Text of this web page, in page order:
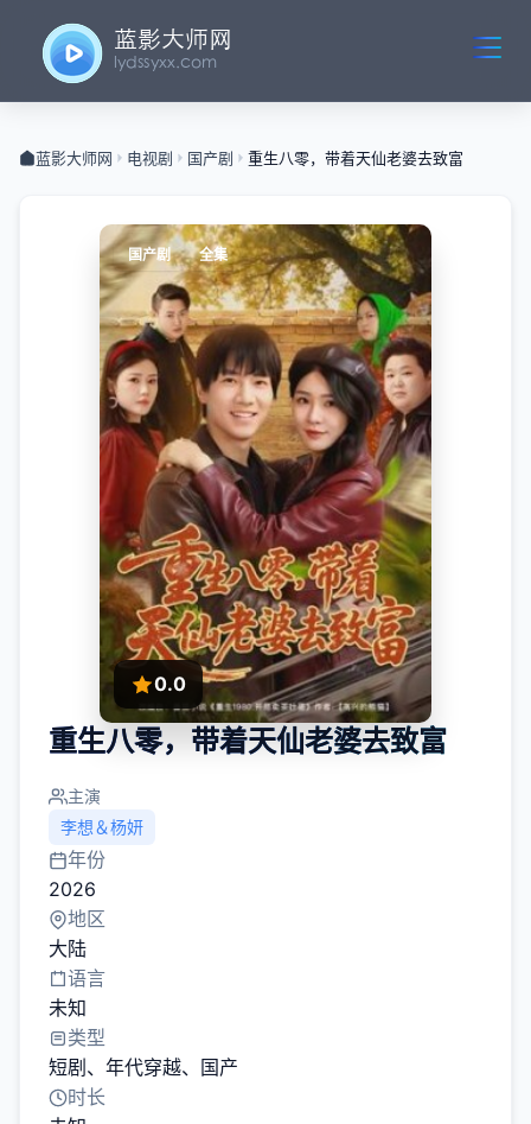
蓝影大师网 电视剧 国产剧 重生八零，带着天仙老婆去致富
国产剧 全集
0.0
重生八零，带着天仙老婆去致富
主演
李想＆杨妍
年份
2026
地区
大陆
语言
未知
类型
短剧 、 年代穿越、 国产
时长